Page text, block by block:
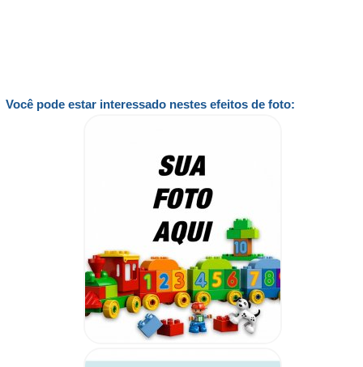
Você pode estar interessado nestes efeitos de foto: